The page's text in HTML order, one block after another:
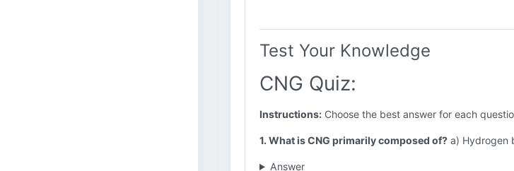
Test Your Knowledge
CNG Quiz:
Instructions: Choose the best answer for each
1. What is CNG primarily composed of? a) Hydrogen
Answer